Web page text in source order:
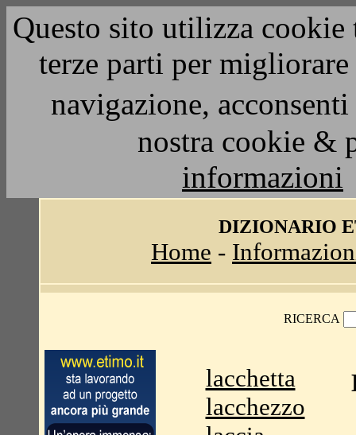
Questo sito utilizza
terze parti per
navigazione,
nostra cookie &
informazioni
DIZIONARIO
Home -
RICERCA
lacchetta
lacchezzo